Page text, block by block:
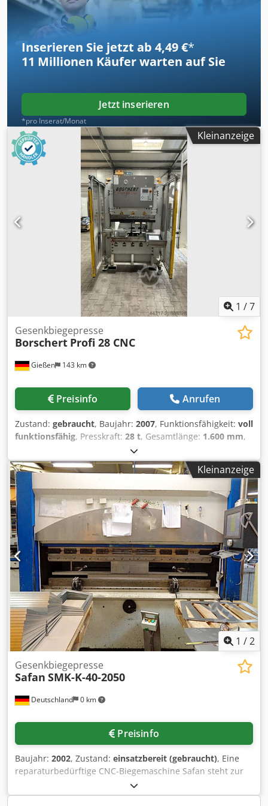
Inserieren Sie jetzt ab 4,49 €*
11 Millionen Käufer warten auf Sie
Jetzt inserieren
*pro Inserat/Monat
Kleinanzeige
1 /7
Gießen 143 km
Gesenkbiegepresse
Borschert Profi 28 CNC
Preisinfo Anrufen
Zustand: gebraucht, Baujahr: 2007, Funktionsfähigkeit: voll
funktionsfähig, Presskraft: 28 t, Gesamtlänge: 1.600 mm,
, Gesamthöhe:
Gesamtgewicht:3.500 kg, Abkantlänge: 835 mm Cjdpfx Aey
N Umkeikoha Verfahrbereich des Tiefenanschlags: 0 - 370
mm Hub: 200 mm Abstand zwischen Gestell (Durchgang):
890 mm Auflagetische: (t x b) 200 × 275 mm Ausladung:
200 mm Einbauhöhe: 325 mm Zylinderanzahl: 1
Arbeitsgeschwindigkeit Pressweg: 8-10 mm/s Rückzug:
max.: 35 mm/s Positioniergenauigkeit Stößel: +/- 0,05 mm
Bedienungsanleitung vorhanden
Kleinanzeige
1 /2
Deutschland 0 km
Gesenkbiegepresse
Safan SMK-K-40-2050
Preisinfo
Baujahr: 2002, Zustand: einsatzbereit (gebraucht), Eine
reparaturbedürftige CNC-Biegemaschine Safan steht zur
Verfügung. Arbeitsbreite: 2050mm, Presskraft: 400kN,
Stößelhub: 180mm, Einbauhöhe: 450mm,